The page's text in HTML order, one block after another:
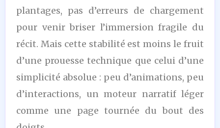
plantages, pas d’erreurs de chargement
pour venir briser l’immersion fragile du
récit. Mais cette stabilité est moins le fruit
d’une prouesse technique que celui d’une
simplicité absolue : peu d’animations, peu
d’interactions, un moteur narratif léger
comme une page tournée du bout des